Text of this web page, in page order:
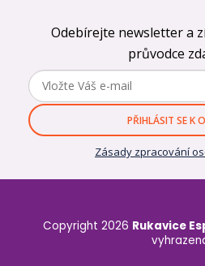
Odebírejte newsletter a
průvodce
PŘIHLÁSIT SE K
Zásady zpracování
Copyright 2026 Rukavice